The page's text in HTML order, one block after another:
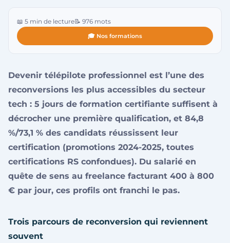
📖 5 min de lecture📝 976 mots
🎓 Nos formations
Devenir télépilote professionnel est l’une des
reconversions les plus accessibles du secteur
tech : 5 jours de formation certifiante suffisent à
décrocher une première qualification, et 84,8
%/73,1 % des candidats réussissent leur
certification (promotions 2024-2025, toutes
certifications RS confondues). Du salarié en
quête de sens au freelance facturant 400 à 800
€ par jour, ces profils ont franchi le pas.
Trois parcours de reconversion qui reviennent
souvent